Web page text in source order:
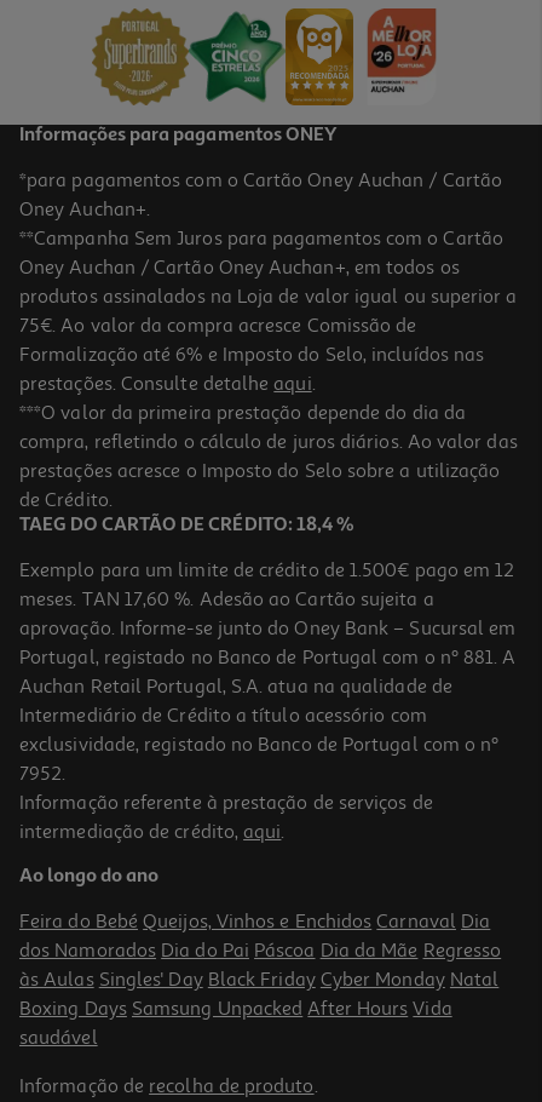
Barras Proteina Sante Go On 50% Cookies & Cream 40gr
42.25 €/Kg
1,69 €
Barras Proteina Sante Go On Caramelo Salgado 50g
31.8 €/Kg
1,59 €
Informações para pagamentos ONEY
*para pagamentos com o Cartão Oney Auchan / Cartão
Oney Auchan+.
**Campanha Sem Juros para pagamentos com o Cartão
Oney Auchan / Cartão Oney Auchan+, em todos os
produtos assinalados na Loja de valor igual ou superior a
75€. Ao valor da compra acresce Comissão de
Formalização até 6% e Imposto do Selo, incluídos nas
prestações. Consulte detalhe aqui.
***O valor da primeira prestação depende do dia da
compra, refletindo o cálculo de juros diários. Ao valor das
prestações acresce o Imposto do Selo sobre a utilização
de Crédito.
TAEG DO CARTÃO DE CRÉDITO: 18,4 %
Exemplo para um limite de crédito de 1.500€ pago em 12
meses. TAN 17,60 %. Adesão ao Cartão sujeita a
aprovação. Informe-se junto do Oney Bank – Sucursal em
Portugal, registado no Banco de Portugal com o nº 881. A
Auchan Retail Portugal, S.A. atua na qualidade de
Intermediário de Crédito a título acessório com
exclusividade, registado no Banco de Portugal com o nº
7952.
Informação referente à prestação de serviços de
intermediação de crédito, aqui.
Ao longo do ano
Feira do Bebé Queijos, Vinhos e Enchidos Carnaval Dia
dos Namorados Dia do Pai Páscoa Dia da Mãe Regresso
às Aulas Singles' Day Black Friday Cyber Monday Natal
Boxing Days Samsung Unpacked After Hours Vida
saudável
Informação de recolha de produto.